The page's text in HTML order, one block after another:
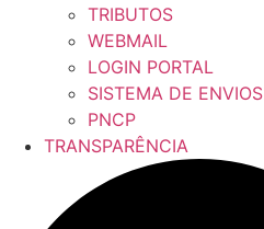
TRIBUTOS
WEBMAIL
LOGIN PORTAL
SISTEMA DE ENVIOS
PNCP
TRANSPARÊNCIA